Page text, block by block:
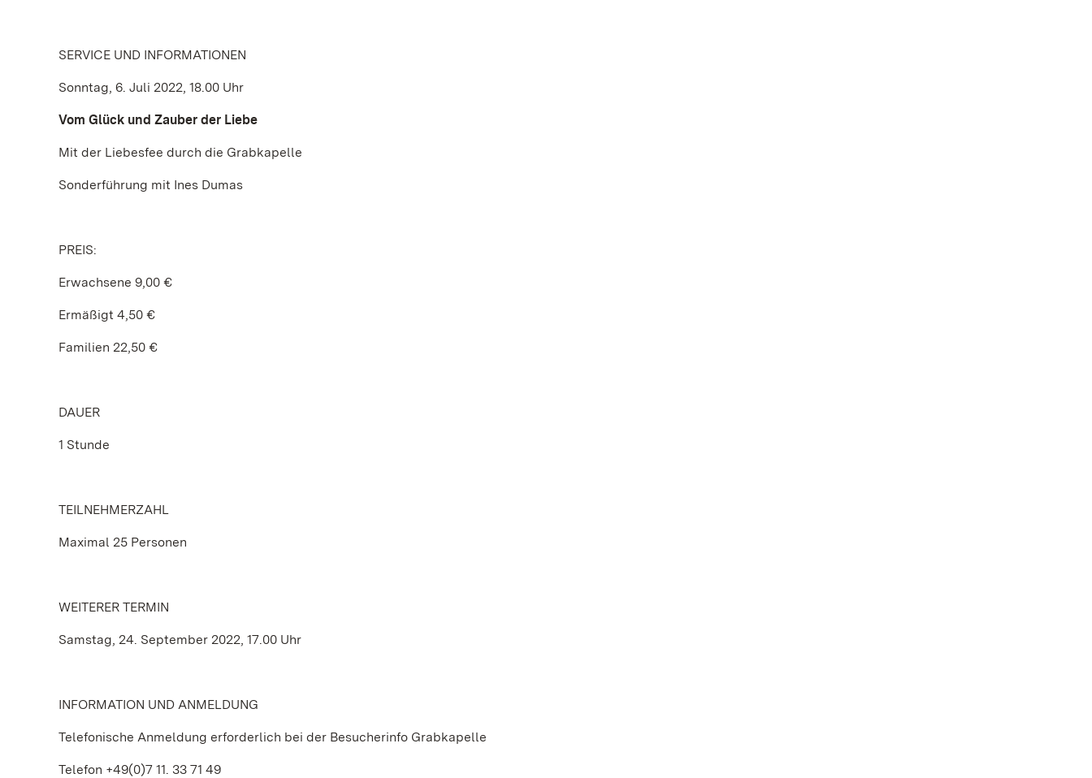
SERVICE UND INFORMATIONEN
Sonntag, 6. Juli 2022, 18.00 Uhr
Vom Glück und Zauber der Liebe
Mit der Liebesfee durch die Grabkapelle
Sonderführung mit Ines Dumas
PREIS:
Erwachsene 9,00 €
Ermäßigt 4,50 €
Familien 22,50 €
DAUER
1 Stunde
TEILNEHMERZAHL
Maximal 25 Personen
WEITERER TERMIN
Samstag, 24. September 2022, 17.00 Uhr
INFORMATION UND ANMELDUNG
Telefonische Anmeldung erforderlich bei der Besucherinfo Grabkapelle
Telefon +49(0)7 11. 33 71 49